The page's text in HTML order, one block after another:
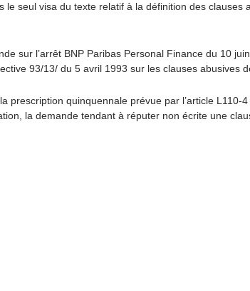
le seul visa du texte relatif à la définition des
sur l’arrêt BNP Paribas Personal Finance du 10
93/13/ du 5 avril 1993 sur les clauses
prescription quinquennale prévue par l’article
la demande tendant à réputer non écrite une